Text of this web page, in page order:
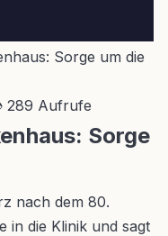
Sorge um die
289 Aufrufe
Sorge
nach dem 80.
in die Klinik und sagt